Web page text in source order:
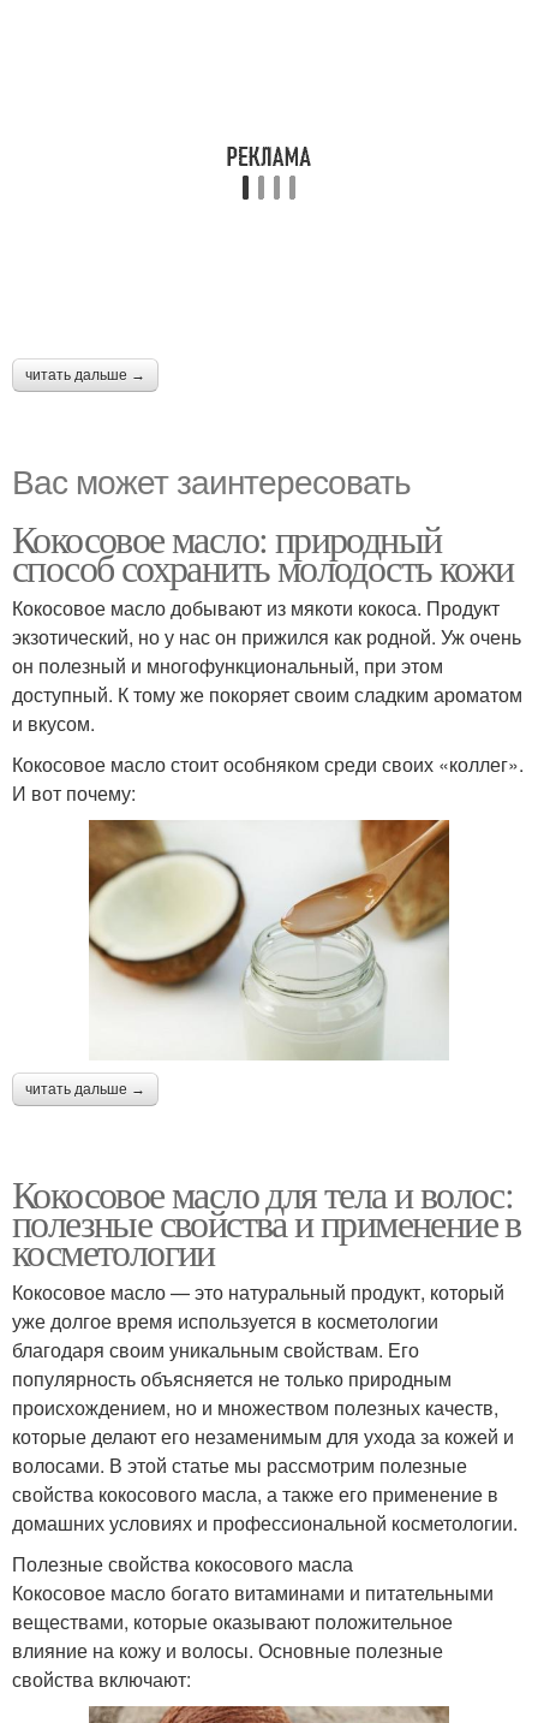
читать дальше →
Вас может заинтересовать
Кокосовое масло: природный
способ сохранить молодость кожи
Кокосовое масло добывают из мякоти кокоса. Продукт
экзотический, но у нас он прижился как родной. Уж очень
он полезный и многофункциональный, при этом
доступный. К тому же покоряет своим сладким ароматом
и вкусом.
Кокосовое масло стоит особняком среди своих «коллег».
И вот почему:
читать дальше →
Кокосовое масло для тела и волос:
полезные свойства и применение в
косметологии
Кокосовое масло — это натуральный продукт, который
уже долгое время используется в косметологии
благодаря своим уникальным свойствам. Его
популярность объясняется не только природным
происхождением, но и множеством полезных качеств,
которые делают его незаменимым для ухода за кожей и
волосами. В этой статье мы рассмотрим полезные
свойства кокосового масла, а также его применение в
домашних условиях и профессиональной косметологии.
Полезные свойства кокосового масла
Кокосовое масло богато витаминами и питательными
веществами, которые оказывают положительное
влияние на кожу и волосы. Основные полезные
свойства включают: